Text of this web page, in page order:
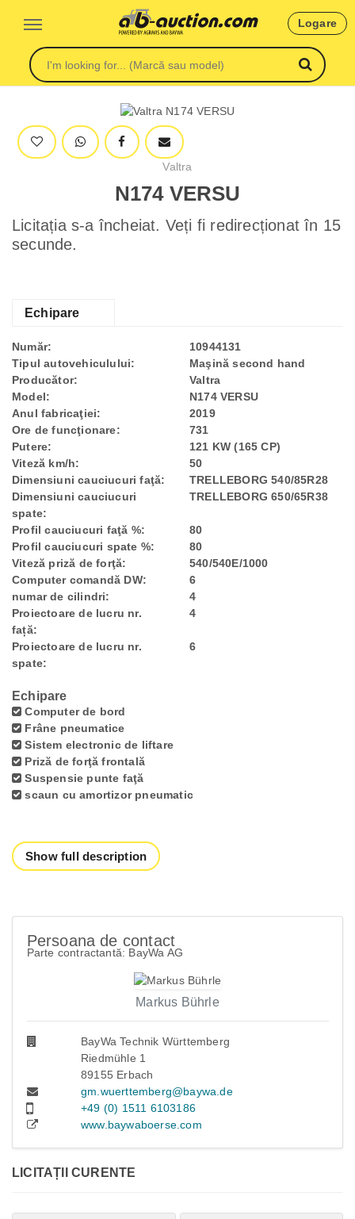
Logare
Valtra
N174 VERSU
Licitația s-a încheiat. Veți fi redirecționat în 15
secunde.
Echipare
Număr:
10944131
Tipul autovehiculului:
Maşină second hand
Producător:
Valtra
Model:
N174 VERSU
Anul fabricaţiei:
2019
Ore de funcţionare:
731
Putere:
121 KW (165 CP)
Viteză km/h:
50
Dimensiuni cauciucuri faţă:
TRELLEBORG 540/85R28
Dimensiuni cauciucuri
spate:
TRELLEBORG 650/65R38
Profil cauciucuri faţă %:
80
Profil cauciucuri spate %:
80
Viteză priză de forţă:
540/540E/1000
Computer comandă DW:
6
numar de cilindri:
4
Proiectoare de lucru nr.
față:
4
Proiectoare de lucru nr.
spate:
6
Echipare
Computer de bord
Frâne pneumatice
Sistem electronic de liftare
Priză de forţă frontală
Suspensie punte faţă
scaun cu amortizor pneumatic
Show full description
Persoana de contact
Parte contractantă: BayWa AG
Markus Bührle
BayWa Technik Württemberg
Riedmühle 1
89155 Erbach
gm.wuerttemberg@baywa.de
+49 (0) 1511 6103186
www.baywaboerse.com
LICITAȚII CURENTE